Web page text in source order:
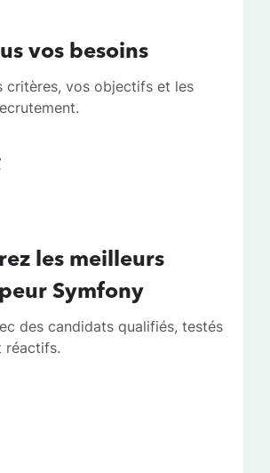
vos besoins
critères, vos objectifs et les
les meilleurs
Symfony
des candidats qualifiés, testés
réactifs.